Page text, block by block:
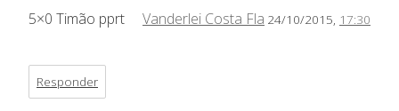
Vanderlei Costa Fla 24/10/2015, 17:30
5×0 Timão pprt
Responder